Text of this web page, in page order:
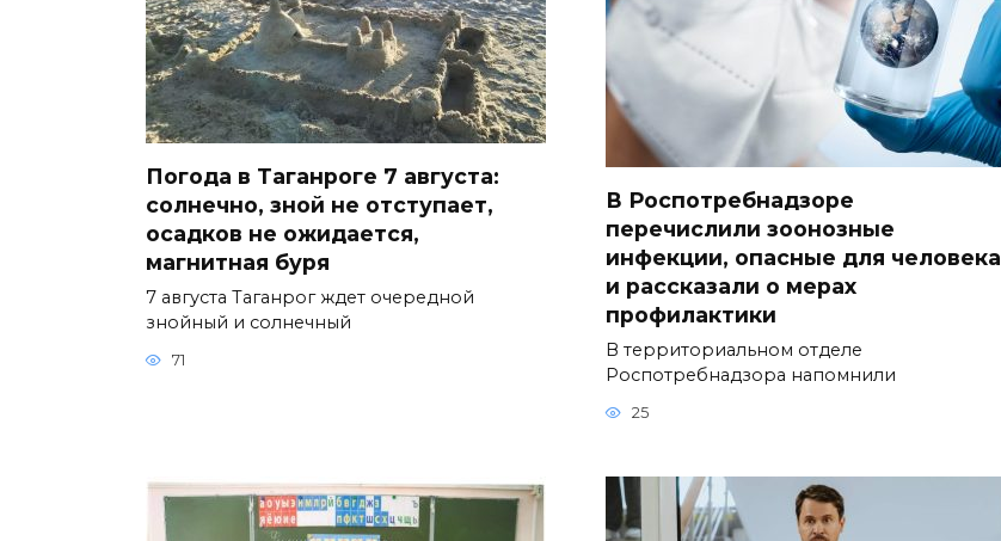
Погода в Таганроге 7 августа:
солнечно, зной не отступает,
осадков не ожидается,
магнитная буря
7 августа Таганрог ждет очередной
знойный и солнечный
71
В Роспотребнадзоре
перечислили зоонозные
инфекции, опасные для человека
и рассказали о мерах
профилактики
В территориальном отделе
Роспотребнадзора напомнили
25